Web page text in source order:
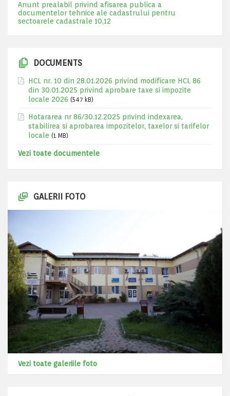
Anunt prealabil privind afisarea publica a
documentelor tehnice ale cadastrului pentru
sectoarele cadastrale 10,12
DOCUMENTS
HCL nr. 10 din 28.01.2026 privind modificare HCL 86
din 30.01.2025 privind aprobare taxe si impozite
locale 2026 (547 kB)
Hotararea nr 86/30.12.2025 privind indexarea,
stabilirea si aprobarea impozitelor, taxelor si tarifelor
locale (1 MB)
Vezi toate documentele
GALERII FOTO
Vezi toate galeriile foto